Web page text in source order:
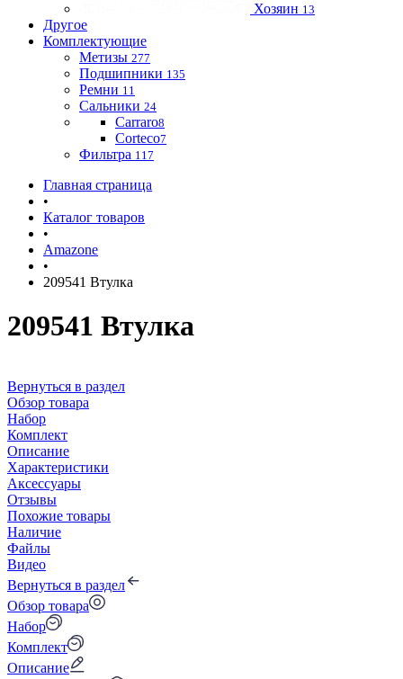
Хозяин 13
Другое
Комплектующие
Метизы 277
Подшипники 135
Ремни 11
Сальники 24
Carraro8
Corteco7
Фильтра 117
Главная страница
•
Каталог товаров
•
Amazone
•
209541 Втулка
209541 Втулка
Вернуться в раздел
Обзор товара
Набор
Комплект
Описание
Характеристики
Аксессуары
Отзывы
Похожие товары
Наличие
Файлы
Видео
Вернуться в раздел
Обзор товара
Набор
Комплект
Описание